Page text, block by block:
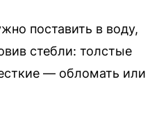
поставить в воду,
стебли: толстые
— обломать или